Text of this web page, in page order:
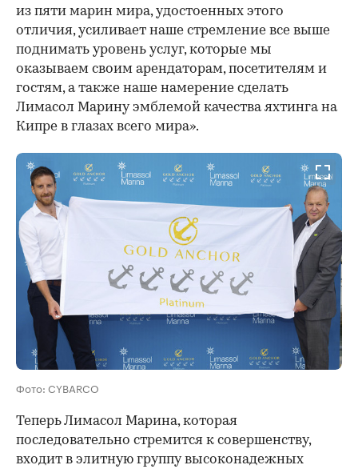
из пяти марин мира, удостоенных этого
отличия, усиливает наше стремление все выше
поднимать уровень услуг, которые мы
оказываем своим арендаторам, посетителям и
гостям, а также наше намерение сделать
Лимасол Марину эмблемой качества яхтинга на
Кипре в глазах всего мира».
Фото: CYBARCO
Теперь Лимасол Марина, которая
последовательно стремится к совершенству,
входит в элитную группу высоконадежных